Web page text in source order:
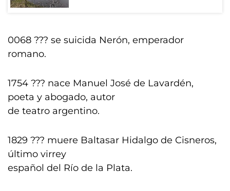
0068 ??? se suicida Nerón, emperador
romano.
1754 ??? nace Manuel José de Lavardén,
poeta y abogado, autor
de teatro argentino.
1829 ??? muere Baltasar Hidalgo de Cisneros,
último virrey
español del Río de la Plata.